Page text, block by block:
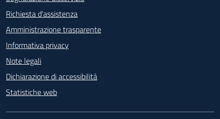
Richiesta d'assistenza
Amministrazione trasparente
Informativa privacy
Note legali
Dichiarazione di accessibilità
Statistiche web